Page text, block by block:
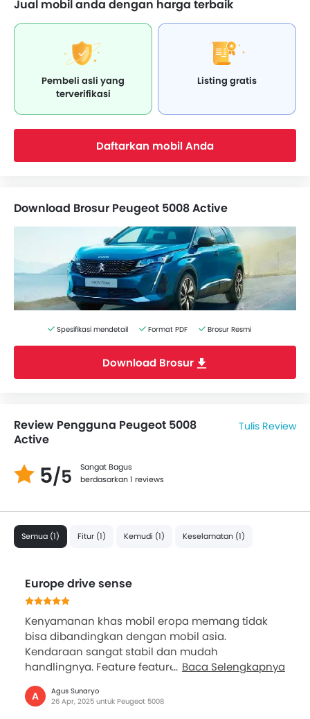
Jual mobil anda dengan harga terbaik
Pembeli asli yang
terverifikasi
Listing gratis
Daftarkan mobil Anda
Download Brosur Peugeot 5008 Active
Spesifikasi mendetail Format PDF Brosur Resmi
Download Brosur
Review Pengguna Peugeot 5008
Active
Tulis Review
5/5
Sangat Bagus
berdasarkan 1 reviews
Semua (1) Fitur (1) Kemudi (1) Keselamatan (1)
Europe drive sense
Kenyamanan khas mobil eropa memang tidak
bisa dibandingkan dengan mobil asia.
Kendaraan sangat stabil dan mudah
handlingnya. Feature feature lengkap...Baca Selengkapnya
A
Agus Sunaryo
26 Apr, 2025 untuk Peugeot 5008